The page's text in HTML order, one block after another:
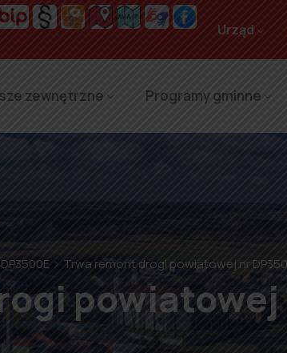
Urząd
zewnętrzne Programy gminne
Trwa remont drogi powiatowej nr
powiatowej